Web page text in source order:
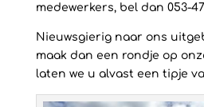
medewerkers, bel dan 053-
Nieuwsgierig naar ons
maak dan een rondje op
laten we u alvast een tipje